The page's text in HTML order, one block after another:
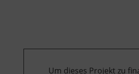
Um dieses Projekt zu